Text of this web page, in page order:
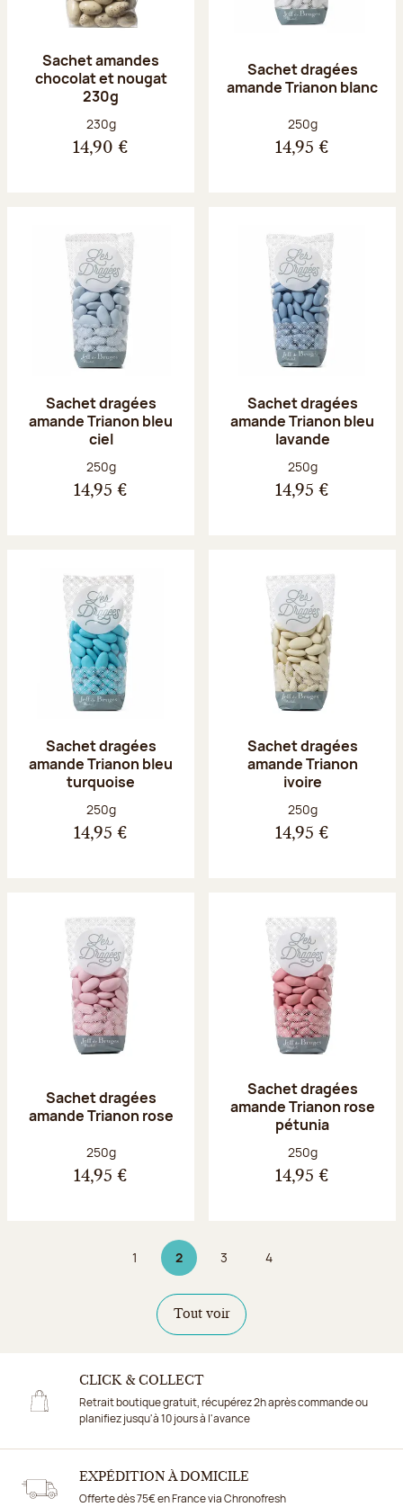
Sachet amandes
chocolat et nougat
230g
Poids net :
230g
14,90 €
Sachet dragées
amande Trianon blanc
Poids net :
250g
14,95 €
Sachet dragées
amande Trianon bleu
ciel
Poids net :
250g
14,95 €
Sachet dragées
amande Trianon bleu
lavande
Poids net :
250g
14,95 €
Sachet dragées
amande Trianon bleu
turquoise
Poids net :
250g
14,95 €
Sachet dragées
amande Trianon
ivoire
Poids net :
250g
14,95 €
Sachet dragées
amande Trianon rose
Poids net :
250g
14,95 €
Sachet dragées
amande Trianon rose
pétunia
Poids net :
250g
14,95 €
Page
1 2Page 2 sur 4
Page
3 Page
4
Tout voir
CLICK & COLLECT
Retrait boutique gratuit, récupérez 2h après commande ou
planifiez jusqu'à 10 jours à l'avance
EXPÉDITION À DOMICILE
Offerte dès 75€ en France via Chronofresh